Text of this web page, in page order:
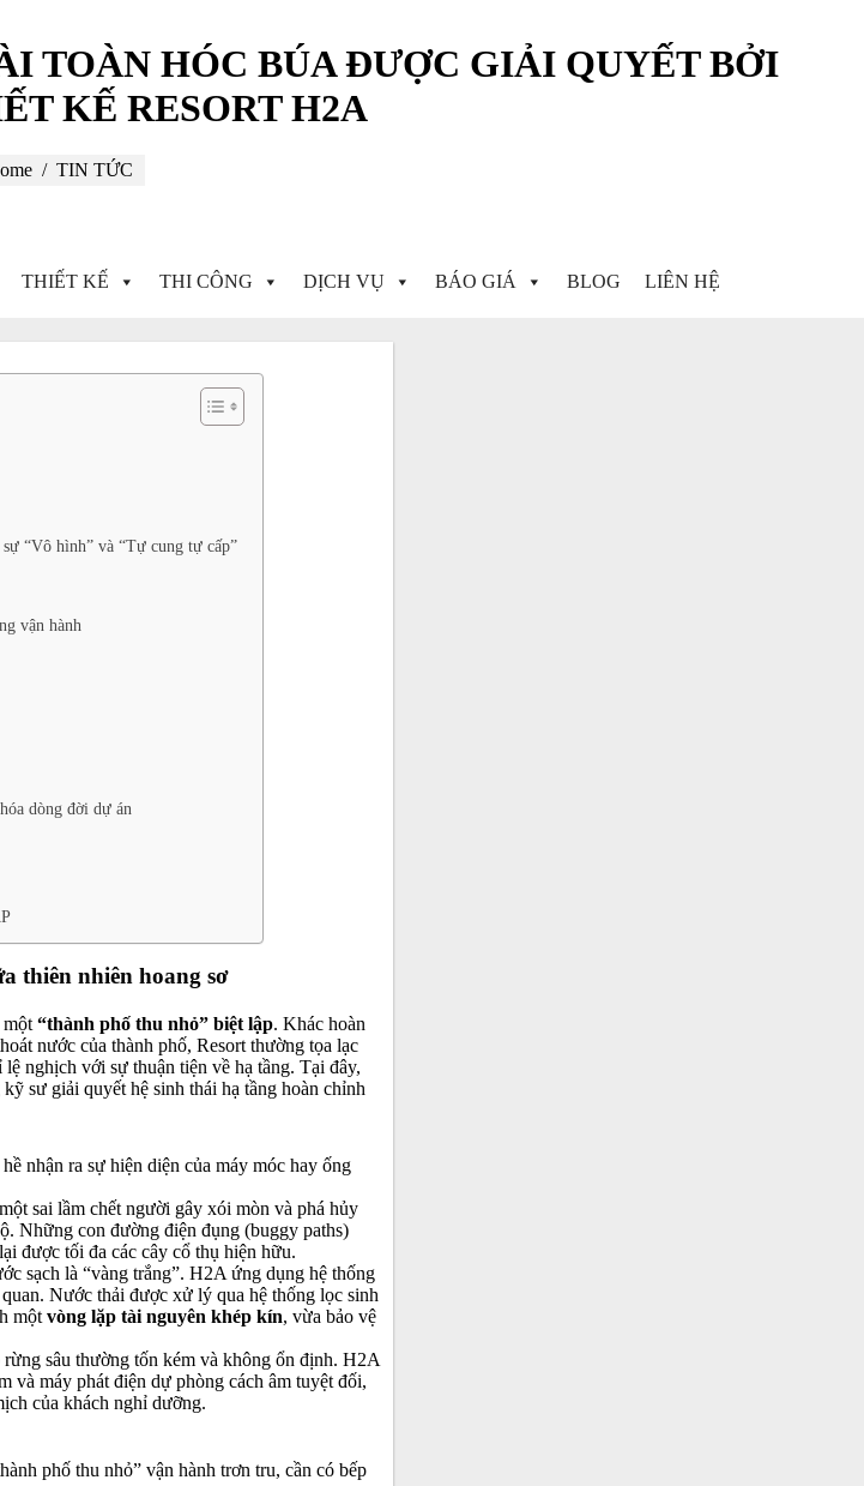
TOÀN HÓC BÚA ĐƯỢC GIẢI QUYẾT BỞI
KẾ RESORT H2A
TIN TỨC
THIẾT KẾ THI CÔNG DỊCH VỤ BÁO GIÁ BLOG LIÊN HỆ
“Vô hình” và “Tự cung tự cấp”
vận hành
dòng đời dự án
thiên nhiên hoang sơ
“thành phố thu nhỏ” biệt lập. Khác hoàn
nước của thành phố, Resort thường tọa lạc
nghịch với sự thuận tiện về hạ tầng. Tại đây,
sư giải quyết hệ sinh thái hạ tầng hoàn chỉnh
nhận ra sự hiện diện của máy móc hay ống
sai lầm chết người gây xói mòn và phá hủy
Những con đường điện đụng (buggy paths)
được tối đa các cây cổ thụ hiện hữu.
sạch là “vàng trắng”. H2A ứng dụng hệ thống
Nước thải được xử lý qua hệ thống lọc sinh
một vòng lặp tài nguyên khép kín, vừa bảo vệ
sâu thường tốn kém và không ổn định. H2A
và máy phát điện dự phòng cách âm tuyệt đối,
của khách nghỉ dưỡng.
phố thu nhỏ” vận hành trơn tru, cần có bếp